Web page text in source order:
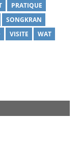
PRATIQUE
SONGKRAN
VISITE
WAT